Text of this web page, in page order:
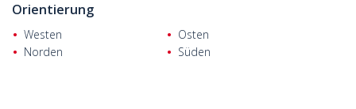
Orientierung
Westen
Osten
Norden
Süden